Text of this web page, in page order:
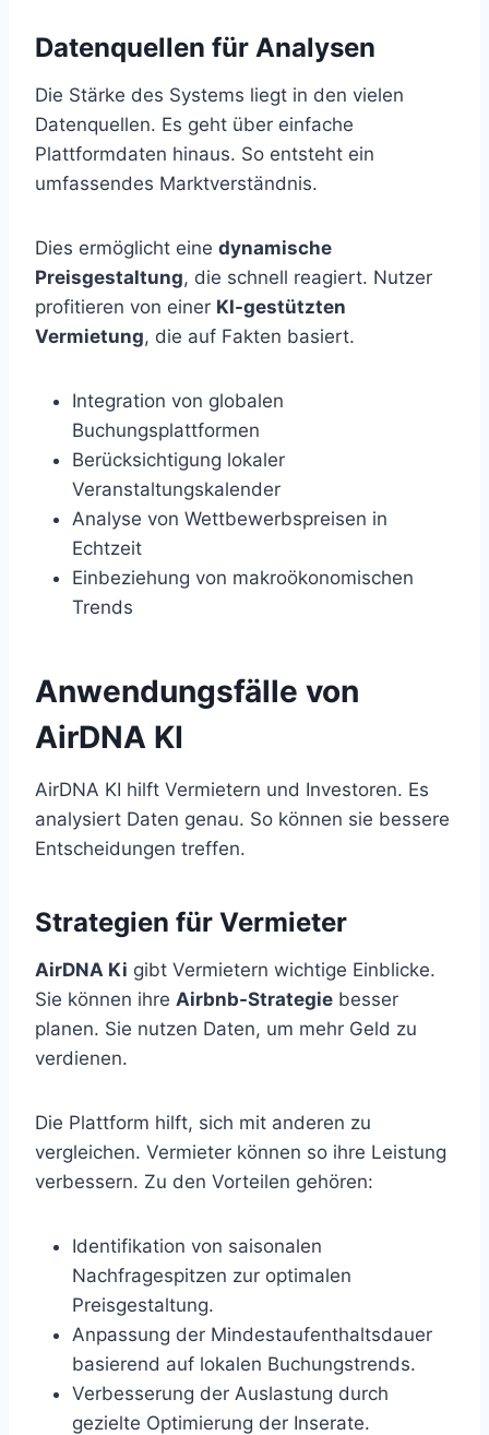
Datenquellen für Analysen
Die Stärke des Systems liegt in den vielen
Datenquellen. Es geht über einfache
Plattformdaten hinaus. So entsteht ein
umfassendes Marktverständnis.
Dies ermöglicht eine dynamische
Preisgestaltung, die schnell reagiert. Nutzer
profitieren von einer KI-gestützten
Vermietung, die auf Fakten basiert.
Integration von globalen
Buchungsplattformen
Berücksichtigung lokaler
Veranstaltungskalender
Analyse von Wettbewerbspreisen in
Echtzeit
Einbeziehung von makroökonomischen
Trends
Anwendungsfälle von
AirDNA KI
AirDNA KI hilft Vermietern und Investoren. Es
analysiert Daten genau. So können sie bessere
Entscheidungen treffen.
Strategien für Vermieter
AirDNA Ki gibt Vermietern wichtige Einblicke.
Sie können ihre Airbnb-Strategie besser
planen. Sie nutzen Daten, um mehr Geld zu
verdienen.
Die Plattform hilft, sich mit anderen zu
vergleichen. Vermieter können so ihre Leistung
verbessern. Zu den Vorteilen gehören:
Identifikation von saisonalen
Nachfragespitzen zur optimalen
Preisgestaltung.
Anpassung der Mindestaufenthaltsdauer
basierend auf lokalen Buchungstrends.
Verbesserung der Auslastung durch
gezielte Optimierung der Inserate.